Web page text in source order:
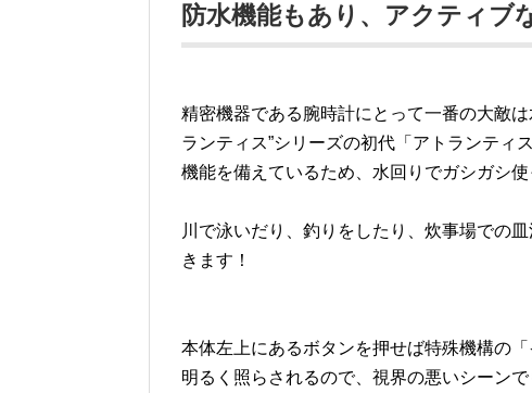
防水機能もあり、アクティブ
精密機器である腕時計にとって一番の大敵
ランティス”シリーズの初代「アトランティ
機能を備えているため、水回りでガシガシ使
川で泳いだり、釣りをしたり、炊事場での
きます！
本体左上にあるボタンを押せば特殊機構の
明るく照らされるので、視界の悪いシーン